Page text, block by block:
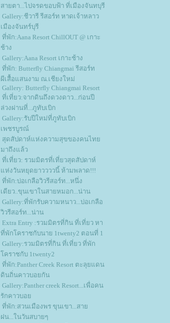
สายตา...ไปจรดขอบฟ้า ที่เมืองจันทบุรี
Gallery:ชีวารี รีสอร์ท หาดเจ้าหลาว
เมืองจันทร์บุรี
ที่พัก:Aana Resort ChillOUT @ เกาะ
ช้าง
Gallery:Aana Resort เกาะช้าง
ที่พัก: Butterfly Chiangmai รีสอร์ท
ผีเสื้อแสนงาม ณ.เชียงใหม่
Gallery: Butterfly Chiangmai Resort
ที่เที่ยว:จากดินถึงดวงดาว...ก่อนปี
ล่วงผ่านที่...ภูทับเบิก
Gallery:รับปีใหม่ที่ภูทับเบิก
เพชรบูรณ์
สุดสัปดาห์แห่งความสุขของคนไท
มาถึงแล้ว
ที่เที่ยว: รวมมิตรที่เที่ยวสุดสัปดาห์
ห่งวันหยุดยาววววนี้ ห้ามพลาด!!!
ที่พัก:บ่อเกลือวิวรีสอร์ท...หนึ่ง
เดียว..ขุนเขาในสายหมอก...น่าน
Gallery:ที่พักรับความหนาว...บ่อเกลือ
วิวรีสอร์ท...น่าน
Extra Entry :รวมมิตรที่กิน ที่เที่ยว หา
ที่พักโคราชกับนาย 1twenty2 ตอนที่ 1
Gallery:รวมมิตรที่กิน ที่เที่ยว ที่พัก
คราชกับ 1twenty2
ที่พัก:Panther Creek Resort ตะลุยแดน
ดินถิ่นคาวบอยกัน
Gallery:Panther creek Resort...เพื่อคน
รักคาวบอ
ที่พัก:สวนเมืองพร ขุนเขา...สา
ฝน...ในวันสบายๆ